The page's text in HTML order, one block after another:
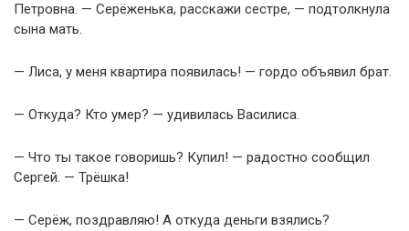
Петровна. — Серёженька, расскажи сестре, — подтолкнула
сына мать.
— Лиса, у меня квартира появилась! — гордо объявил брат.
— Откуда? Кто умер? — удивилась Василиса.
— Что ты такое говоришь? Купил! — радостно сообщил
Сергей. — Трёшка!
— Серёж, поздравляю! А откуда деньги взялись?